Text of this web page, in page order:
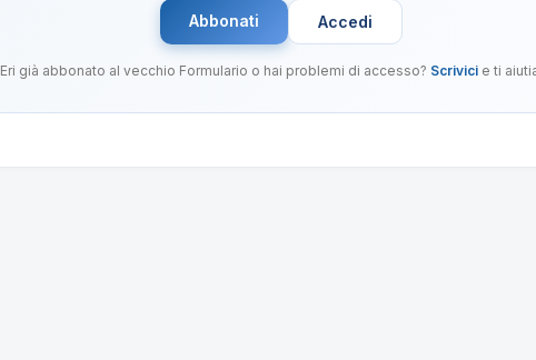
Abbonati Accedi
Eri già abbonato al vecchio Formulario o hai problemi di accesso? Scrivicie ti